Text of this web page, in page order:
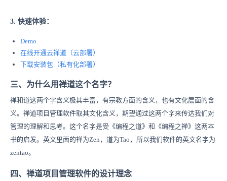
3. 快速体验：
Demo
在线开通云禅道 （云部署）
下载安装包 （私有化部署）
三、为什么用禅道这个名字？
禅和道这两个字含义极其丰富，有宗教方面的含义，也有文化层面的含
义。禅道项目管理软件取其文化含义，期望通过这两个字来传达我们对
管理的理解和思考。这个名字是受《编程之道》和《编程之禅》这两本
书的启发。英文里面的禅为Zen，道为Tao，所以我们软件的英文名字为
zentao。
四、禅道项目管理软件的设计理念